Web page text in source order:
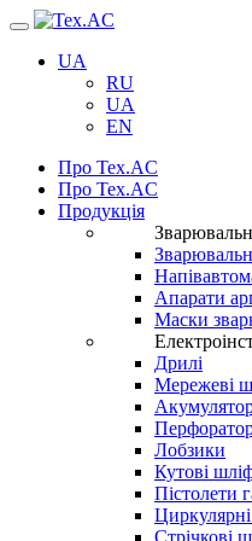
Навігація
UA
RU
UA
EN
Про Tex.AC
Про Tex.AC
Продукція
Апарати
Маски
Дрилі
Мережеві
Лобзики
Кутові
Пістолети
Стрічкові